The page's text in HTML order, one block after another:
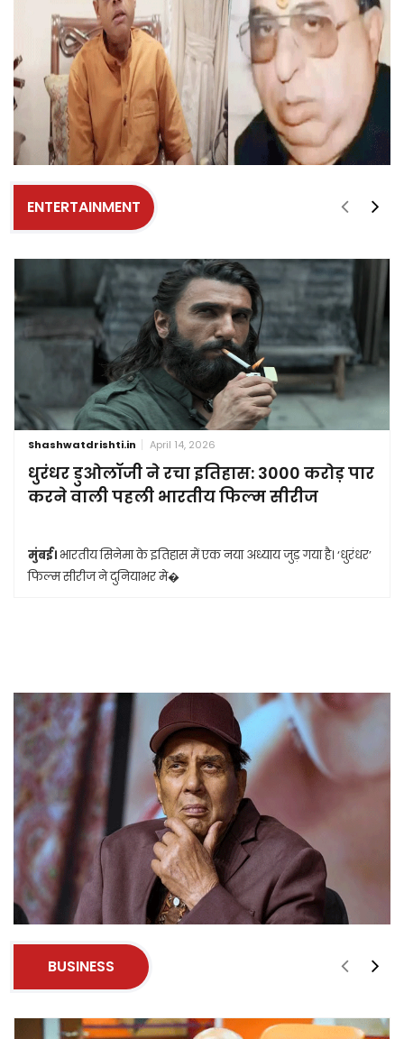
ENTERTAINMENT
Shashwatdrishti.in April 14, 2026
धुरंधर डुओलॉजी ने रचा इतिहास: 3000 करोड़ पार
करने वाली पहली भारतीय फिल्म सीरीज
मुंबई। भारतीय सिनेमा के इतिहास में एक नया अध्याय जुड़ गया है। ‘धुरंधर’
फिल्म सीरीज ने दुनियाभर मे�
BUSINESS